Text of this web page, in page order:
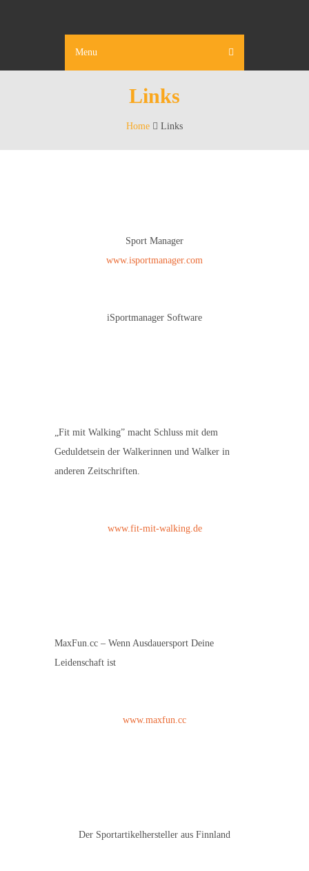
Menu
Links
Home Links
Sport Manager
www.isportmanager.com
iSportmanager Software
„Fit mit Walking” macht Schluss mit dem
Geduldetsein der Walkerinnen und Walker in
anderen Zeitschriften.
www.fit-mit-walking.de
MaxFun.cc – Wenn Ausdauersport Deine
Leidenschaft ist
www.maxfun.cc
Der Sportartikelhersteller aus Finnland